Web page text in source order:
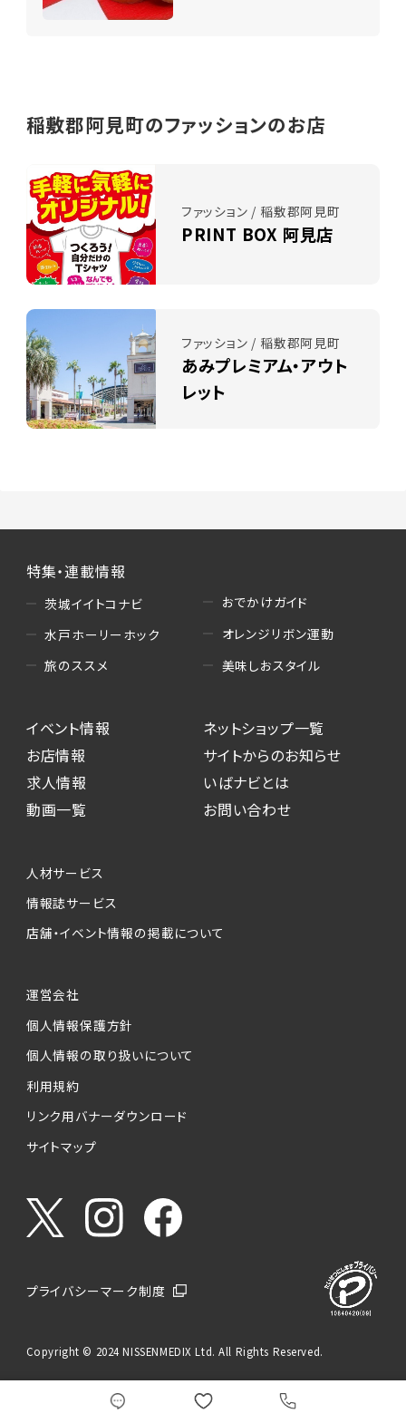
稲敷郡阿見町のファッションのお店
ファッション / 稲敷郡阿見町
PRINT BOX 阿見店
ファッション / 稲敷郡阿見町
あみプレミアム・アウト
レット
特集・連載情報
茨城イイトコナビ
水戸ホーリーホック
旅のススメ
おでかけガイド
オレンジリボン運動
美味しおスタイル
イベント情報
お店情報
求人情報
動画一覧
ネットショップ一覧
サイトからのお知らせ
いばナビとは
お問い合わせ
人材サービス
情報誌サービス
店舗・イベント情報の掲載について
運営会社
個人情報保護方針
個人情報の取り扱いについて
利用規約
リンク用バナーダウンロード
サイトマップ
プライバシーマーク制度
Copyright © 2024 NISSENMEDIX Ltd. All Rights Reserved.